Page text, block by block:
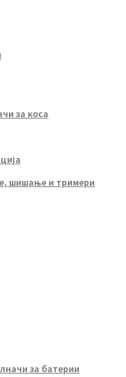
за коса
шишање и тримери
за батерии